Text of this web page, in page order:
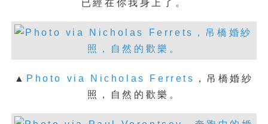
已經在你我身上了。
▲ Photo via Nicholas Ferrets ，
吊橋婚紗
照，自然的歡樂。